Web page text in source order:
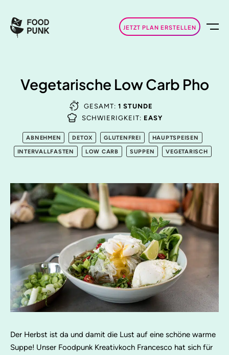
JETZT PLAN ERSTELLEN
Vegetarische Low Carb Pho
GESAMT: 1 STUNDE
SCHWIERIGKEIT: EASY
ABNEHMEN DETOX GLUTENFREI HAUPTSPEISEN
INTERVALLFASTEN LOW CARB SUPPEN VEGETARISCH
Der Herbst ist da und damit die Lust auf eine schöne warme
Suppe! Unser Foodpunk Kreativkoch Francesco hat sich für